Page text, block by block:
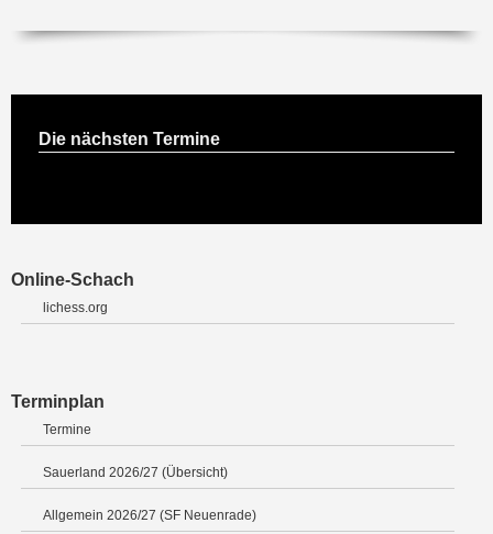
Die nächsten Termine
Online-Schach
lichess.org
Terminplan
Termine
Sauerland 2026/27 (Übersicht)
Allgemein 2026/27 (SF Neuenrade)